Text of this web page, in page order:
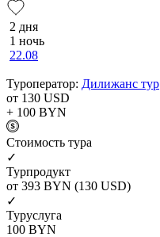
2 дня
1 ночь
22.08
Туроператор: Дилижанс тур
от 130 USD
+ 100 BYN
Cтоимость тура
✓
Турпродукт
от 393 BYN (130 USD)
✓
Туруслуга
100 BYN